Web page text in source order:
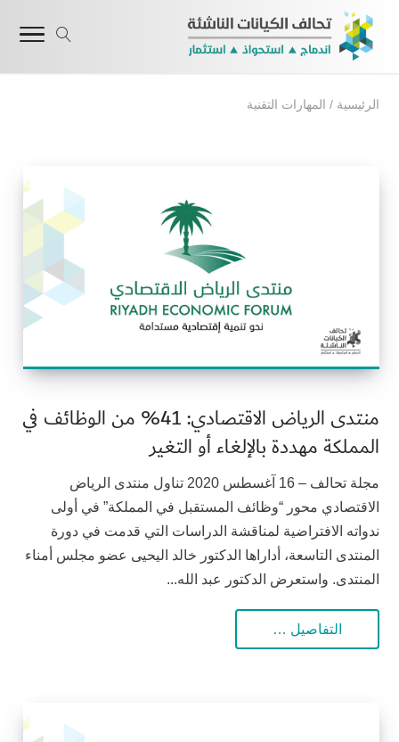
الرئيسية / المهارات التقنية
منتدى الرياض الاقتصادي: 41% من الوظائف في
المملكة مهددة بالإلغاء أو التغير
مجلة تحالف – 16 آغسطس 2020 تناول منتدى الرياض
الاقتصادي محور “وظائف المستقبل في المملكة” في أولى
ندواته الافتراضية لمناقشة الدراسات التي قدمت في دورة
المنتدى التاسعة، أداراها الدكتور خالد اليحيى عضو مجلس أمناء
المنتدى. واستعرض الدكتور عبد الله...
التفاصيل …